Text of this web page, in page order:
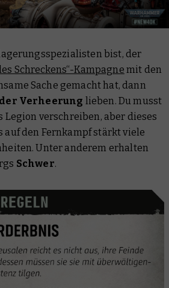
bist, der
Schreckens“-Kampagne mit den
Sache gemacht hat, dann
Verheerung lieben. Dumusst
Legion verschreiben, aber dieses
auf den Fernkampf stärkt viele
Unter anderem erhalten
Schwer.